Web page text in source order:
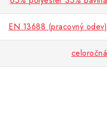
EN 13688 (pracovný odev)
celoročná